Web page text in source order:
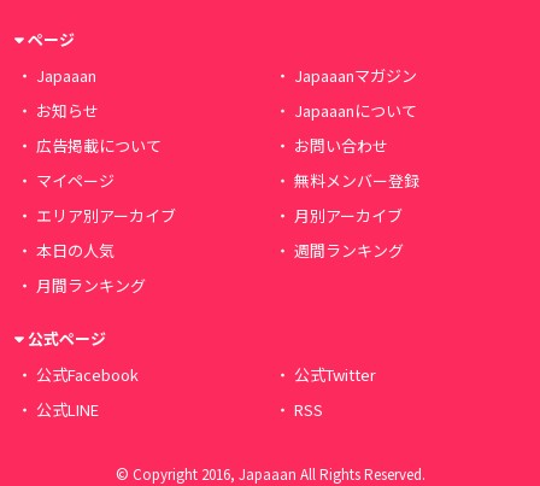
ページ
Japaaan
Japaaanマガジン
お知らせ
Japaaanについて
広告掲載について
お問い合わせ
マイページ
無料メンバー登録
エリア別アーカイブ
月別アーカイブ
本日の人気
週間ランキング
月間ランキング
公式ページ
公式Facebook
公式Twitter
公式LINE
RSS
© Copyright 2016, Japaaan All Rights Reserved.